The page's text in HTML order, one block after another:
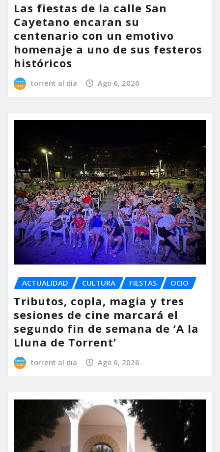
Las fiestas de la calle San
Cayetano encaran su
centenario con un emotivo
homenaje a uno de sus festeros
históricos
torrent al dia Ago 6, 2026
ACTUALIDAD CULTURA FIESTAS OCIO
Tributos, copla, magia y tres
sesiones de cine marcará el
segundo fin de semana de ‘A la
Lluna de Torrent’
torrent al dia Ago 6, 2026